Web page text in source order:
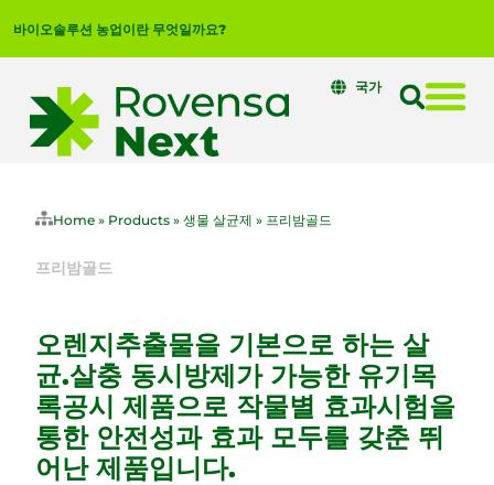
바이오솔루션 농업이란 무엇일까요?
국가
Home » Products » 생물 살균제 » 프리밤골드
프리밤골드
오렌지추출물을 기본으로 하는 살
균.살충 동시방제가 가능한 유기목
록공시 제품으로 작물별 효과시험을
통한 안전성과 효과 모두를 갖춘 뛰
어난 제품입니다.